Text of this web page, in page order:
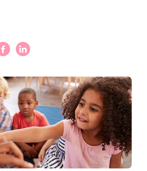
WhatsApp
via E-mailvia Facebook
Compartilhar via LinkedIn